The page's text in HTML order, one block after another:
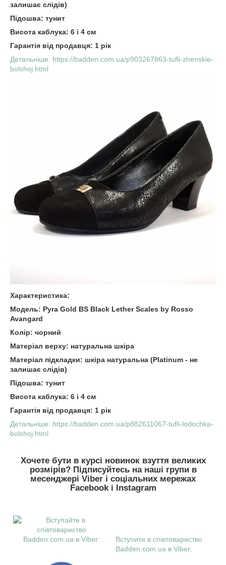
залишає слідів)
Підошва: тунит
Висота каблука: 6 і 4 см
Гарантія від продавця: 1 рік
Детальніше: https://badden.com.ua/p903267863-tufli-zhenskie-
bolshoj.html
Характеристика:
Модель: Pyra Gold BS Black Lether Scales by Rosso
Avangard
Колір: чорний
Матеріал верху: натуральна шкіра
Матеріал підкладки: шкіра натуральна (Platinum - не
залишає слідів)
Підошва: тунит
Висота каблука: 6 і 4 см
Гарантія від продавця: 1 рік
Детальніше: https://badden.com.ua/p882611067-tufli-lodochka-
bolshoj.html
Хочете бути в курсі новинок взуття великих
розмірів? Підписуйтесь на наші групи в
месенджері Viber і соціальних мережах
Facebook і Instagram
Вступити в співтовариство
Badden.com.ua в Viber: